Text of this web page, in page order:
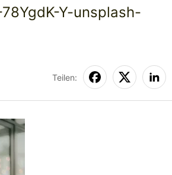
Y-unsplash-
Teilen: